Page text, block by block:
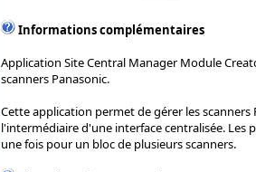
Informations complémentaires
Application Site Central Manager Module
scanners Panasonic.
Cette application permet de gérer les scanners
l'intermédiaire d'une interface centralisée. Les
une fois pour un bloc de plusieurs scanners.